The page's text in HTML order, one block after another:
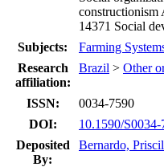
constructionism
14371 Social
Subjects:
Farming
Research
affiliation:
Brazil > Other
ISSN:
0034-7590
DOI:
10.1590/
Deposited
By:
Bernardo,